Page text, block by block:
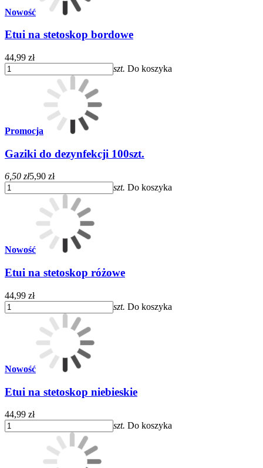
Nowość
Etui na stetoskop bordowe
44,99 zł
szt. Do koszyka
Promocja
Gaziki do dezynfekcji 100szt.
6,50 zł5,90 zł
szt. Do koszyka
Nowość
Etui na stetoskop różowe
44,99 zł
szt. Do koszyka
Nowość
Etui na stetoskop niebieskie
44,99 zł
szt. Do koszyka